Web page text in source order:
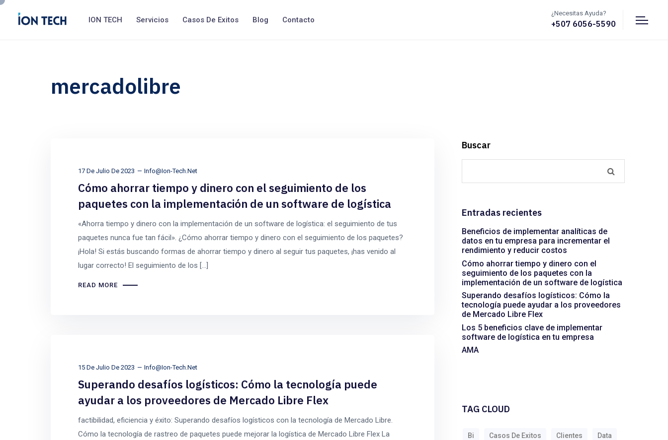
¿Necesitas Ayuda?
+507 6056-5590
ION TECH Servicios Casos De Exitos Blog Contacto
mercadolibre
17 De Julio De 2023 Info@ion-Tech.net
Cómo ahorrar tiempo y dinero con el seguimiento de los
paquetes con la implementación de un software de logística
«Ahorra tiempo y dinero con la implementación de un software de logística: el seguimiento de tus
paquetes nunca fue tan fácil». ¿Cómo ahorrar tiempo y dinero con el seguimiento de los paquetes?
¡Hola! Si estás buscando formas de ahorrar tiempo y dinero al seguir tus paquetes, ¡has venido al
lugar correcto! El seguimiento de los […]
READ MORE
15 De Julio De 2023 Info@ion-Tech.net
Superando desafíos logísticos: Cómo la tecnología puede
ayudar a los proveedores de Mercado Libre Flex
factibilidad, eficiencia y éxito: Superando desafíos logísticos con la tecnología de Mercado Libre.
Cómo la tecnología de rastreo de paquetes puede mejorar la logística de Mercado Libre Flex La
Buscar
Entradas recientes
Beneficios de implementar analíticas de
datos en tu empresa para incrementar el
rendimiento y reducir costos
Cómo ahorrar tiempo y dinero con el
seguimiento de los paquetes con la
implementación de un software de logística
Superando desafíos logísticos: Cómo la
tecnología puede ayudar a los proveedores
de Mercado Libre Flex
Los 5 beneficios clave de implementar
software de logística en tu empresa
AMA
TAG CLOUD
Bi Casos De Exitos Clientes Data